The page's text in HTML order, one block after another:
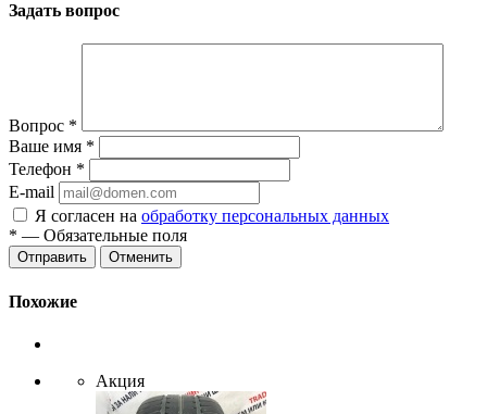
Задать вопрос
Вопрос *
Ваше имя *
Телефон *
E-mail
Я согласен на обработку персональных данных
* — Обязательные поля
Отменить
Похожие
Акция